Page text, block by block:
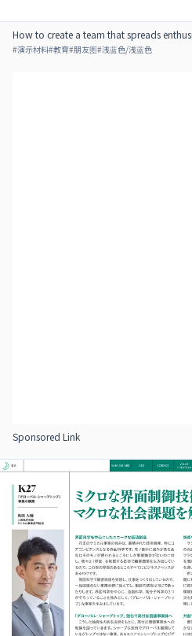
How to create a team that spreads
#演示材料#教育#朋友图#浅蓝色/浅蓝色
Sponsored Link